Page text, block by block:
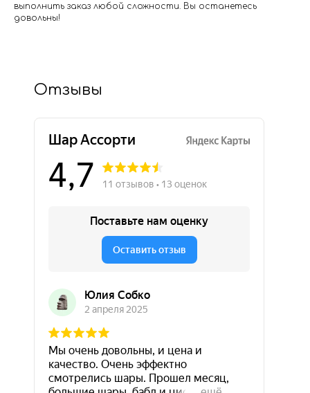
выполнить заказ любой сложности. Вы останетесь
довольны!
Отзывы